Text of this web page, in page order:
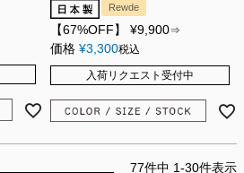
Rewde
【67%OFF】 ¥9,900⇒
価格 ¥3,300税込
入荷リクエスト受付中
77件中 1-30件表示